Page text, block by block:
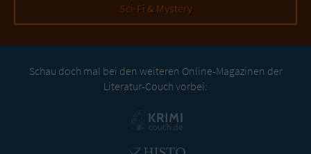
Sci-Fi & Mystery
Schau doch mal bei den weiteren Online-Magazinen der
Literatur-Couch vorbei: